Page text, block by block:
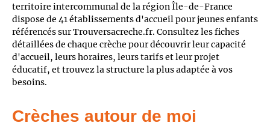
territoire intercommunal de la région Île-de-France
dispose de 41 établissements d'accueil pour jeunes enfants
référencés sur Trouversacreche.fr. Consultez les fiches
détaillées de chaque crèche pour découvrir leur capacité
d'accueil, leurs horaires, leurs tarifs et leur projet
éducatif, et trouvez la structure la plus adaptée à vos
besoins.
Crèches autour de moi